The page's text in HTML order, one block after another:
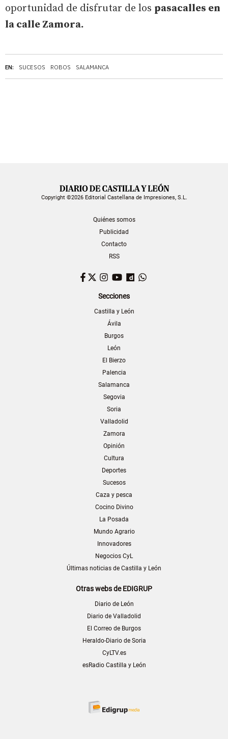
EN: SUCESOS ROBOS SALAMANCA
oportunidad de disfrutar de los pasacalles en
la calle Zamora.
Copyright ©2026 Editorial Castellana de Impresiones, S.L.
Quiénes somos
Publicidad
Contacto
RSS
Facebook
TwitterInstagram
YouTubeDailymotion
Secciones
Castilla y León
Ávila
Burgos
León
El Bierzo
Palencia
Salamanca
Segovia
Soria
Valladolid
Zamora
Opinión
Cultura
Deportes
Sucesos
Caza y pesca
Cocino Divino
La Posada
Mundo Agrario
Innovadores
Negocios CyL
Últimas noticias de Castilla y León
Otras webs de EDIGRUP
Diario de León
Diario de Valladolid
El Correo de Burgos
Heraldo-Diario de Soria
CyLTV.es
esRadio Castilla y León